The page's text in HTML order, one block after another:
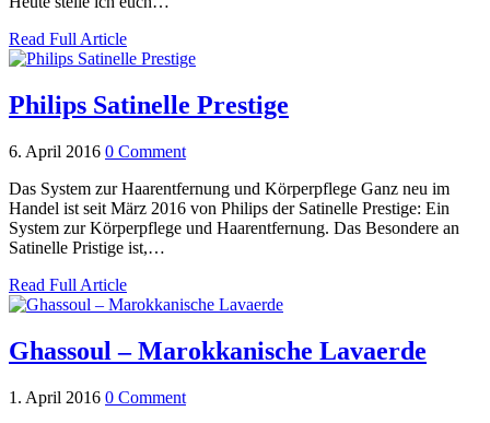
Read Full Article
Philips Satinelle Prestige
6. April 2016 0 Comment
Das System zur Haarentfernung und Körperpflege Ganz neu im
Handel ist seit März 2016 von Philips der Satinelle Prestige: Ein
System zur Körperpflege und Haarentfernung. Das Besondere an
Satinelle Pristige ist,…
Read Full Article
Ghassoul – Marokkanische Lavaerde
1. April 2016 0 Comment